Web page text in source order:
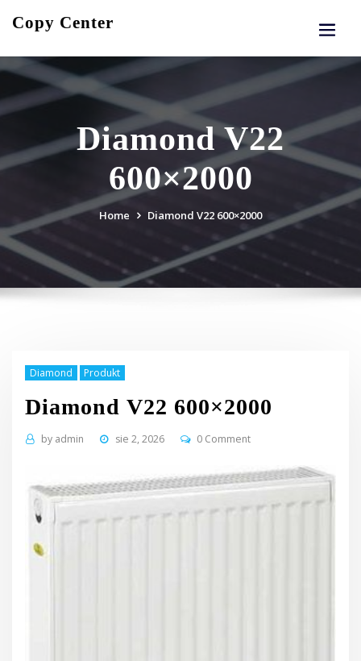
Copy Center
Diamond V22
600×2000
Home Diamond V22 600×2000
Diamond Produkt
Diamond V22 600×2000
by admin sie 2, 2026 0 Comment